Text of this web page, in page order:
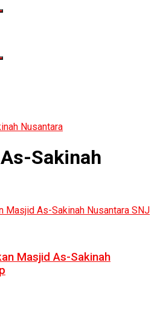
Nusantara
Sakinah
Masjid As-Sakinah